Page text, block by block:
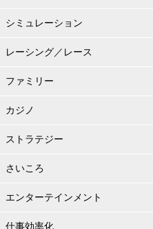
シミュレーション
レーシング／レース
ファミリー
カジノ
ストラテジー
さいころ
エンターテインメント
仕事効率化